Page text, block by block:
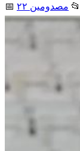
📅 📂 مصدومین